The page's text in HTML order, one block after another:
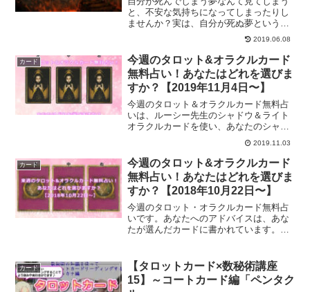
と、不安な気持ちになってしまったりし
ませんか？実は、自分が死ぬ夢というの
はかなりの吉夢だったりします。知って
いるだけでラッキーなことって世の中に
は沢山あります。そんなことの一つであ
る、死ぬ夢についてご紹介します。
2019.06.08
カード
今週のタロット&オラクルカード
無料占い！あなたはどれを選びま
すか？【2019年11月4日〜】
今週のタロット＆オラクルカード無料占
いは、ルーシー先生のシャドウ＆ライト
オラクルカードを使い、あなたのシャド
ウの部分からのメッセージをお伝えしま
す。今週のタロット＆オラクルカードか
らあなたへのメッセージは？
2019.11.03
カード
今週のタロット&オラクルカード
無料占い！あなたはどれを選びま
すか？【2018年10月22日〜】
今週のタロット・オラクルカード無料占
いです。あなたへのアドバイスは、あな
たが選んだカードに書かれています。直
ます。
カード
【タロットカード×数秘術講座
15】～コートカード編「ペンタク